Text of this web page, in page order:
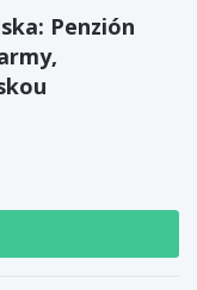
Penzión